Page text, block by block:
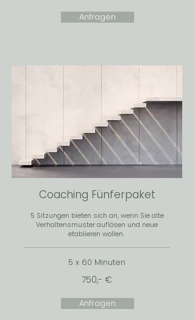
Anfragen
Coaching Fünferpaket
5 Sitzungen bieten sich an, wenn Sie alte
Verhaltensmuster auflösen und neue
etablieren wollen.
5 x 60 Minuten
750,- €
Anfragen